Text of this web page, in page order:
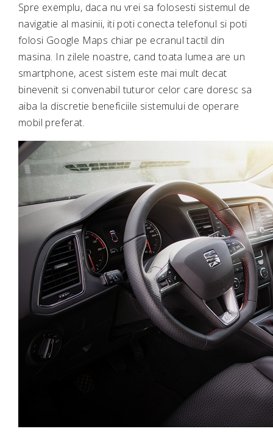
Spre exemplu, daca nu vrei sa folosesti sistemul de
navigatie al masinii, iti poti conecta telefonul si poti
folosi Google Maps chiar pe ecranul tactil din
masina. In zilele noastre, cand toata lumea are un
smartphone, acest sistem este mai mult decat
binevenit si convenabil tuturor celor care doresc sa
aiba la discretie beneficiile sistemului de operare
mobil preferat.